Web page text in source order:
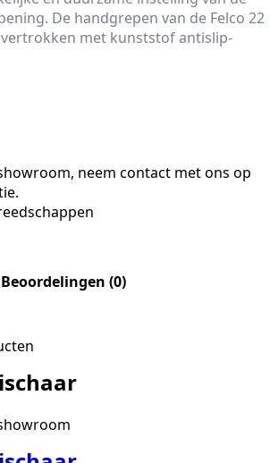
De handgrepen van de Felco 22
met kunststof antislip-
neem contact met ons op
Beoordelingen (0)